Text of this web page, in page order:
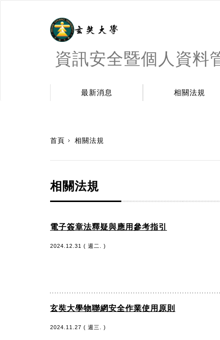
資訊安全暨個人資料
最新消息 相關法規
首頁 相關法規
相關法規
電子簽章法釋疑與應用參考指引
2024.12.31 ( 週二. )
玄奘大學物聯網安全作業使用原則
2024.11.27 ( 週三. )